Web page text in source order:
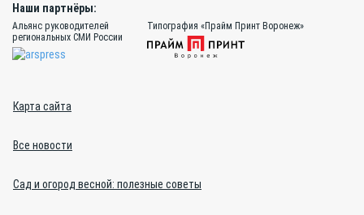
Наши партнёры:
Альянс руководителей
региональных СМИ России
Типография «Прайм Принт Воронеж»
Карта сайта
Все новости
Сад и огород весной: полезные советы